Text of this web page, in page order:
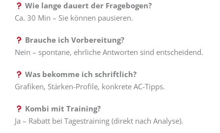
Wie lange dauert der Fragebogen?
Ca. 30 Min – Sie können pausieren.
Brauche ich Vorbereitung?
Nein – spontane, ehrliche Antworten sind entscheidend.
Was bekomme ich schriftlich?
Grafiken, Stärken-Profile, konkrete AC-Tipps.
Kombi mit Training?
Ja – Rabatt bei Tagestraining (direkt nach Analyse).